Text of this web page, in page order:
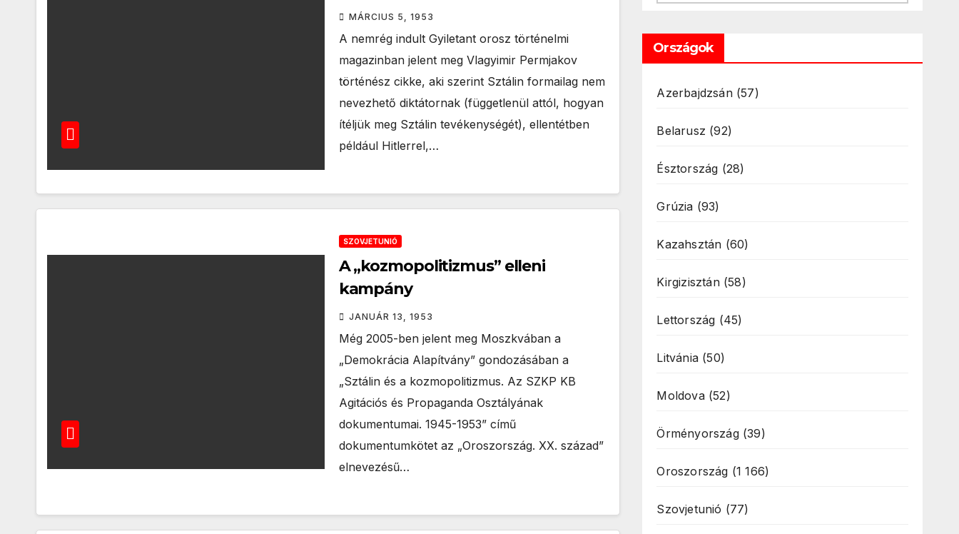
MÁRCIUS 5, 1953
A nemrég indult Gyiletant orosz történelmi
magazinban jelent meg Vlagyimir Permjakov
történész cikke, aki szerint Sztálin formailag nem
nevezhető diktátornak (függetlenül attól, hogyan
ítéljük meg Sztálin tevékenységét), ellentétben
például Hitlerrel,…
SZOVJETUNIÓ
A „kozmopolitizmus” elleni
kampány
JANUÁR 13, 1953
Még 2005-ben jelent meg Moszkvában a
„Demokrácia Alapítvány” gondozásában a
„Sztálin és a kozmopolitizmus. Az SZKP KB
Agitációs és Propaganda Osztályának
dokumentumai. 1945-1953” című
dokumentumkötet az „Oroszország. XX. század”
elnevezésű…
Országok
Azerbajdzsán(57)
Belarusz (92)
Észtország (28)
Grúzia (93)
Kazahsztán (60)
Kirgizisztán(58)
Lettország (45)
Litvánia(50)
Moldova(52)
Örményország(39)
Oroszország (1 166)
Szovjetunió (77)